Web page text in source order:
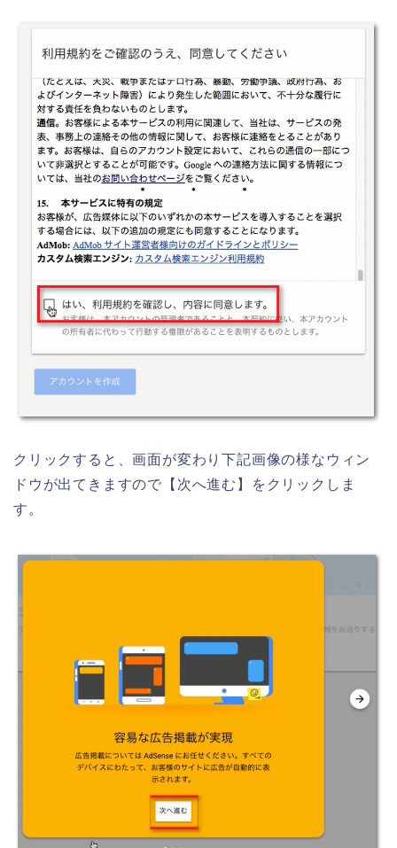
クリックすると、画面が変わり下記画像の様なウィン
ドウが出てきますので【次へ進む】をクリックしま
す。